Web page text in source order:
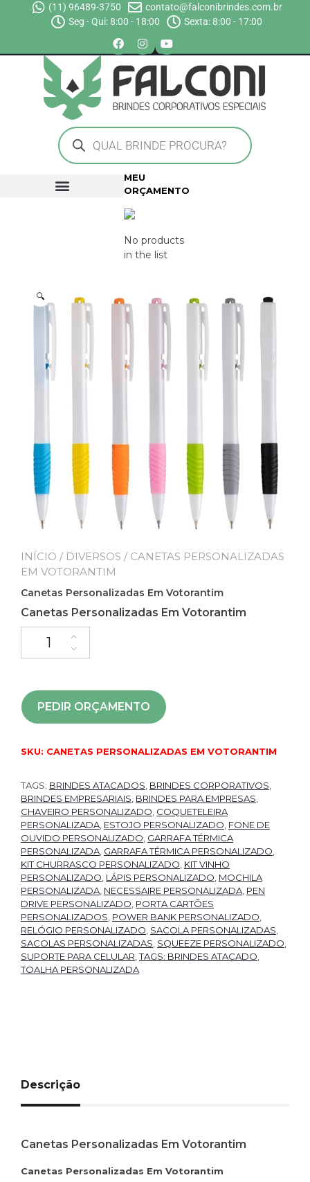
(11) 96489-3750
contato@falconibrindes.com.br
Seg - Qui: 8:00 - 18:00
Sexta: 8:00 - 17:00
MEU
ORÇAMENTO
No products
in the list
🔍
INÍCIO / DIVERSOS / CANETAS PERSONALIZADAS
EM VOTORANTIM
Canetas Personalizadas Em Votorantim
Canetas Personalizadas Em Votorantim
PEDIR ORÇAMENTO
SKU: CANETAS PERSONALIZADAS EM VOTORANTIM
TAGS: BRINDES ATACADOS BRINDES CORPORATIVOS
BRINDES EMPRESARIAIS BRINDES PARA EMPRESAS
CHAVEIRO PERSONALIZADO COQUETELEIRA
PERSONALIZADA ESTOJO PERSONALIZADO FONE DE
OUVIDO PERSONALIZADO GARRAFA TÉRMICA
PERSONALIZADA GARRAFA TÉRMICA PERSONALIZADO
KIT CHURRASCO PERSONALIZADO KIT VINHO
PERSONALIZADO LÁPIS PERSONALIZADO MOCHILA
PERSONALIZADA NECESSAIRE PERSONALIZADA PEN
DRIVE PERSONALIZADO PORTA CARTÕES
PERSONALIZADOS POWER BANK PERSONALIZADO
RELÓGIO PERSONALIZADO SACOLA PERSONALIZADAS
SACOLAS PERSONALIZADAS SQUEEZE PERSONALIZADO
SUPORTE PARA CELULAR ,TAGS: BRINDES ATACADO
TOALHA PERSONALIZADA
Descrição
Canetas Personalizadas Em Votorantim
Canetas Personalizadas Em Votorantim